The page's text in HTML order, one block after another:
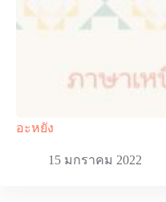
อะหยัง
15 มกราคม 2022